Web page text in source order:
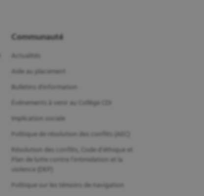
Communauté
Actualités
Aide au placement
Bulletins d'information
Événements à venir au Collège CDI
Implication sociale
Politique de résolution des conflits (AEC)
Résolution des conflits, Code d’éthique et
Plan de lutte contre l’intimidation et la
violence (DEP)
Politique sur les témoins de navigation